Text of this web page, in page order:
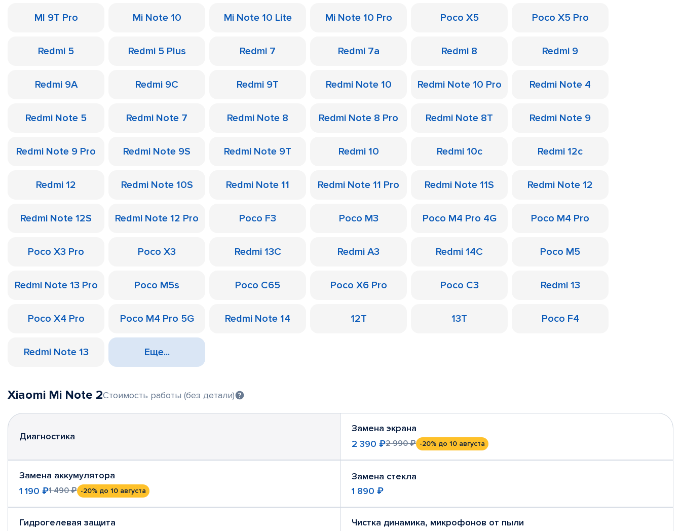
MI 9T Pro Mi Note 10 Mi Note 10 Lite Mi Note 10 Pro Poco X5 Poco X5 Pro
Redmi 5 Redmi 5 Plus Redmi 7 Redmi 7a Redmi 8 Redmi 9
Redmi 9A Redmi 9C Redmi 9T Redmi Note 10 Redmi Note 10 Pro Redmi Note 4
Redmi Note 5 Redmi Note 7 Redmi Note 8 Redmi Note 8 Pro Redmi Note 8T Redmi Note 9
Redmi Note 9 Pro Redmi Note 9S Redmi Note 9T Redmi 10 Redmi 10c Redmi 12c
Redmi 12 Redmi Note 10S Redmi Note 11 Redmi Note 11 Pro Redmi Note 11S Redmi Note 12
Redmi Note 12S Redmi Note 12 Pro Poco F3 Poco M3 Poco M4 Pro 4G Poco M4 Pro
Poco X3 Pro Poco X3 Redmi 13C Redmi A3 Redmi 14C Poco M5
Redmi Note 13 Pro Poco M5s Poco C65 Poco X6 Pro Poco C3 Redmi 13
Poco X4 Pro Poco M4 Pro 5G Redmi Note 14 12T 13T Poco F4
Redmi Note 13 Еще...
Xiaomi Mi Note 2Стоимость работы (без детали)
Диагностика
Замена экрана
2 390 ₽2 990 ₽ -20% до 10 августа
Замена аккумулятора
1 190 ₽1 490 ₽ -20% до 10 августа
Замена стекла
1 890 ₽
Гидрогелевая защита Чистка динамика, микрофонов от пыли